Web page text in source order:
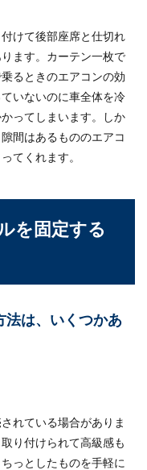
いだときのカロリー消
げる方法
ロリー消費はどのくらいな
に乗るだけで（もちろん、
や確認方法
交換は意外と簡単に自分で
けて後部座席と仕切れ
ます。カーテン一枚で
るときのエアコンの効
いないのに車全体を冷
ってしまいます。しか
間はあるもののエアコ
てくれます。
を固定する
法は、いくつかあ
れている場合がありま
り付けられて高級感も
っとしたものを手軽に